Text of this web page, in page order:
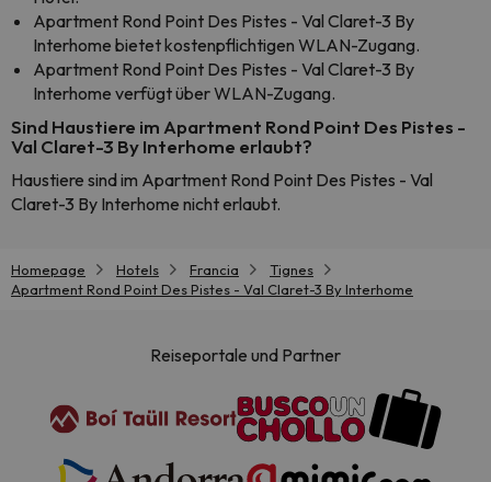
Apartment Rond Point Des Pistes - Val Claret-3 By
Interhome bietet kostenpflichtigen WLAN-Zugang.
Apartment Rond Point Des Pistes - Val Claret-3 By
Interhome verfügt über WLAN-Zugang.
Sind Haustiere im Apartment Rond Point Des Pistes -
Val Claret-3 By Interhome erlaubt?
Haustiere sind im Apartment Rond Point Des Pistes - Val
Claret-3 By Interhome nicht erlaubt.
Homepage Hotels Francia
Tignes
Apartment Rond Point Des Pistes - Val Claret-3 By Interhome
Reiseportale und Partner